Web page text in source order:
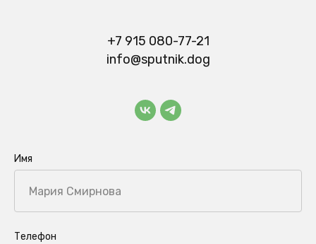
+7 915 080-77-21
info@sputnik.dog
Имя
Телефон